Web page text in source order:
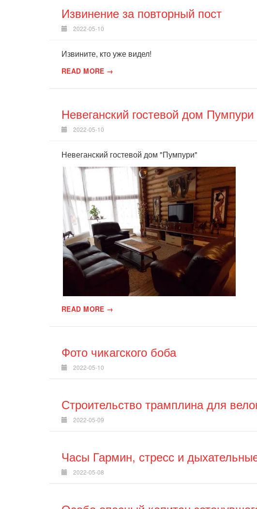
Извинение за повторный пост
2022-05-10
Извините, кто уже видел!
READ MORE →
Невеганский гостевой дом Пумпури
2022-05-10
Невеганский гостевой дом "Пумпури"
READ MORE →
Фото чикагского боба
2022-05-10
Строительство трамплина для
2022-05-09
Часы Гармин, стресс и
2022-05-08